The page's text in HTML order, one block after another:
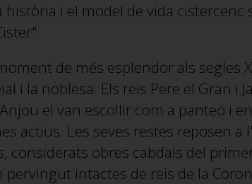
història i el model de vida cistercenc
de més esplendor als segles
i la noblesa. Els reis Pere el Gran i
el van escollir com a panteó i
actius. Les seves restes reposen a
considerats obres cabdals del
intactes de reis de la